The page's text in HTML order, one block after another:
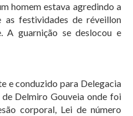
homem estava agredindo a
as festividades de réveillon
A guarnição se deslocou e
e conduzido para Delegacia
Delmiro Gouveia onde foi
corporal, Lei de número